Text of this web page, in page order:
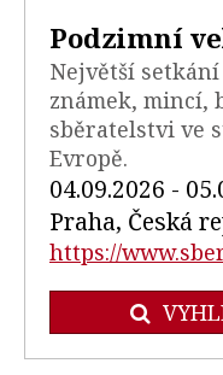
Podzimní
Největší
známek, mincí,
sběratelstvi ve
Evropě.
04.09.2026 -
Praha, Česká
https://